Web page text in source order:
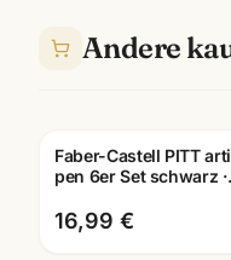
Andere
Faber-Castell PITT
pen 6er Set schwarz ·
dokumentenecht
16,99 €